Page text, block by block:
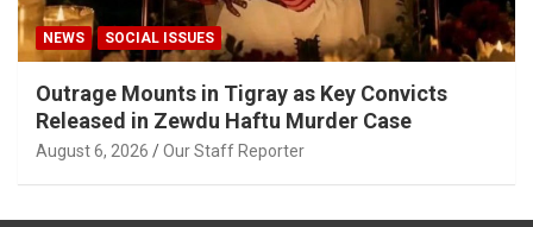
NEWS SOCIAL ISSUES
Outrage Mounts in Tigray as Key Convicts
Released in Zewdu Haftu Murder Case
August 6, 2026 Our Staff Reporter